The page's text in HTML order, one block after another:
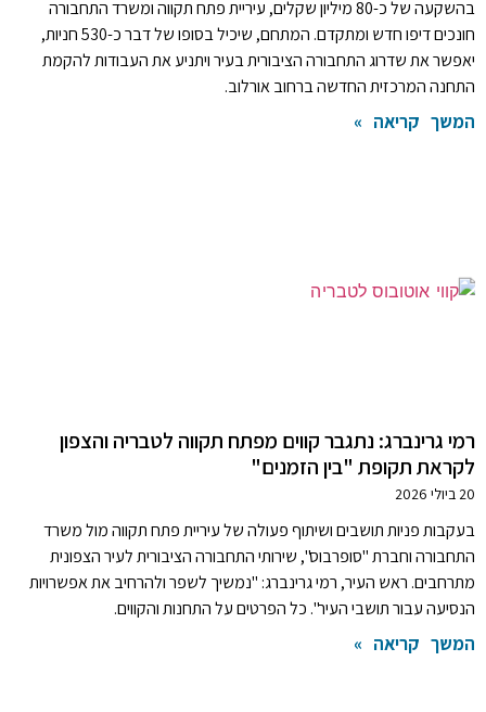
בהשקעה של כ-80 מיליון שקלים, עיריית פתח תקווה ומשרד התחבורה
חונכים דיפו חדש ומתקדם. המתחם, שיכיל בסופו של דבר כ-530 חניות,
יאפשר את שדרוג התחבורה הציבורית בעיר ויתניע את העבודות להקמת
התחנה המרכזית החדשה ברחוב אורלוב.
המשך קריאה »
רמי גרינברג: נתגבר קווים מפתח תקווה לטבריה והצפון
לקראת תקופת "בין הזמנים"
20 ביולי 2026
בעקבות פניות תושבים ושיתוף פעולה של עיריית פתח תקווה מול משרד
התחבורה וחברת "סופרבוס", שירותי התחבורה הציבורית לעיר הצפונית
מתרחבים. ראש העיר, רמי גרינברג: "נמשיך לשפר ולהרחיב את אפשרויות
הנסיעה עבור תושבי העיר". כל הפרטים על התחנות והקווים.
המשך קריאה »